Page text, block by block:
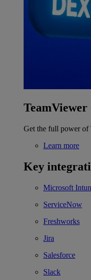
TeamViewer
Get the full power of
Learn more
Key
Microsoft
ServiceNow
Freshworks
Jira
Salesforce
Slack